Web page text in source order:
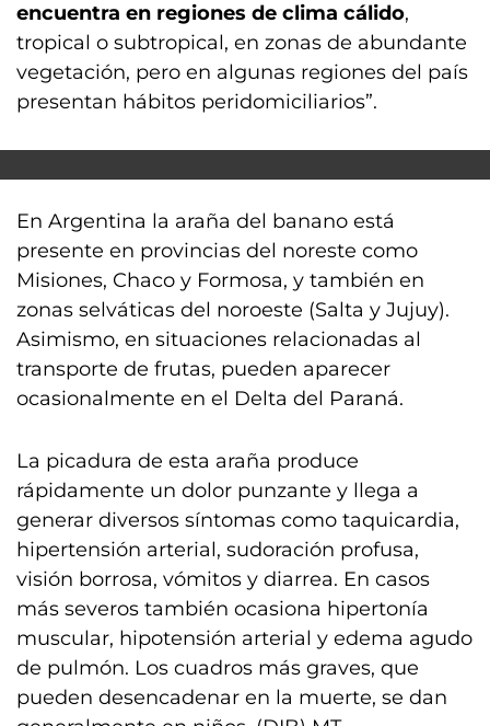
encuentra en regiones de clima cálido,
tropical o subtropical, en zonas de abundante
vegetación, pero en algunas regiones del país
presentan hábitos peridomiciliarios”.
En Argentina la araña del banano está
presente en provincias del noreste como
Misiones, Chaco y Formosa, y también en
zonas selváticas del noroeste (Salta y Jujuy).
Asimismo, en situaciones relacionadas al
transporte de frutas, pueden aparecer
ocasionalmente en el Delta del Paraná.
La picadura de esta araña produce
rápidamente un dolor punzante y llega a
generar diversos síntomas como taquicardia,
hipertensión arterial, sudoración profusa,
visión borrosa, vómitos y diarrea. En casos
más severos también ocasiona hipertonía
muscular, hipotensión arterial y edema agudo
de pulmón. Los cuadros más graves, que
pueden desencadenar en la muerte, se dan